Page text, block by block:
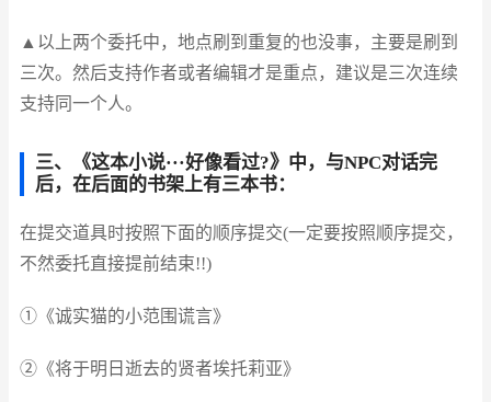
▲以上两个委托中，地点刷到重复的也没事，主要是刷到
三次。然后支持作者或者编辑才是重点，建议是三次连续
支持同一个人。
三、《这本小说···好像看过?》中，与NPC对话完
后，在后面的书架上有三本书：
在提交道具时按照下面的顺序提交(一定要按照顺序提交，
不然委托直接提前结束!!)
①《诚实猫的小范围谎言》
②《将于明日逝去的贤者埃托莉亚》